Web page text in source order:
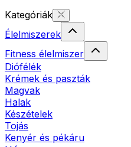
Kategóriák
Élelmiszerek
Fitness élelmiszer
Diófélék
Krémek és paszták
Magvak
Halak
Készételek
Tojás
Kenyér és pékáru